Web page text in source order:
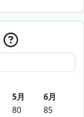
5月
6月
80
85